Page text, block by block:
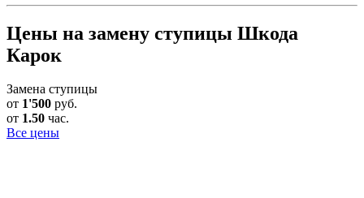
Цены на замену ступицы Шкода
Карок
Замена ступицы
от 1'500 руб.
от 1.50 час.
Все цены